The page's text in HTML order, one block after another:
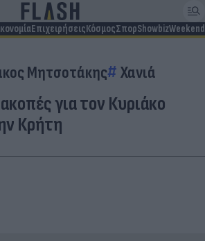
ΕπιχειρήσειςΚόσμοςΣπορShowbizWeekend
Μητσοτάκης Χανιά
για τον Κυριάκο
Κρήτη